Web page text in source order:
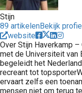
Stijn
89 artikelenBekijk profiel
website
Over Stijn Haverkamp
met de Universiteit van
begeleidt het
recreant tot
ervaart zelfs een
mensen niet om terug